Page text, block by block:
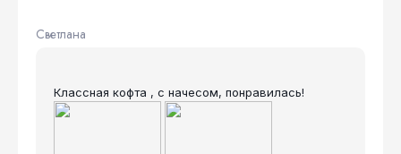
Светлана
Классная кофта , с начесом, понравилась!